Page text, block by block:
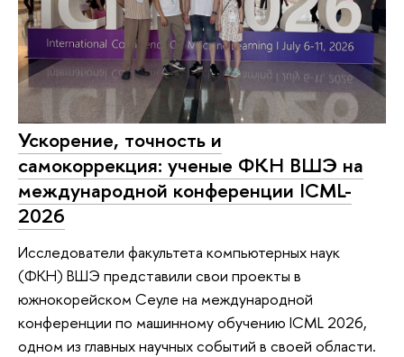
Ускорение, точность и
самокоррекция: ученые ФКН ВШЭ на
международной конференции ICML-
2026
Исследователи факультета компьютерных наук
(ФКН) ВШЭ представили свои проекты в
южнокорейском Сеуле на международной
конференции по машинному обучению ICML 2026,
одном из главных научных событий в своей области.